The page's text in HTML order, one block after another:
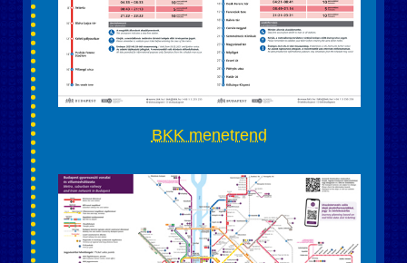
BKK menetrend